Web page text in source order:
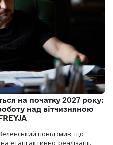
на початку 2027 року:
над вітчизняною
повідомив, що
етапі активної реалізації.